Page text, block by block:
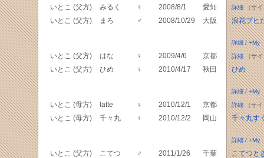
いとこ (父方) みるく ♀ 2008/8/1 愛知 詳細（サイ
いとこ (父方) まろ ♂ 2008/10/29 大阪 浪花ブヒ
詳細/+My
いとこ (父方) はな ♀ 2009/4/6 京都 詳細（サイ
いとこ (父方) ひめ ♀ 2010/4/17 秋田 ひめ
詳細/+My
いとこ (母方) latte ♀ 2010/12/1 京都 詳細（サイ
いとこ (母方) 千々丸 ♀ 2010/12/2 岡山 千々丸す
詳細/+My
いとこ (父方) こてつ ♂ 2011/1/26 千葉 こてつと